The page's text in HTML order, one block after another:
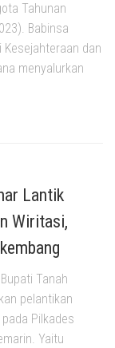
Tahunan
Babinsa
Kesejahteraan dan
menyalurkan
Lantik
Wiritasi,
Tanah
pelantikan
Pilkades
Yaitu